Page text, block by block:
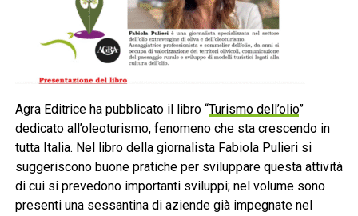
Agra Editrice ha pubblicato il libro “Turismo dell’olio”
dedicato all’oleoturismo, fenomeno che sta crescendo in
tutta Italia. Nel libro della giornalista Fabiola Pulieri si
suggeriscono buone pratiche per sviluppare questa attività
di cui si prevedono importanti sviluppi; nel volume sono
presenti una sessantina di aziende già impegnate nel